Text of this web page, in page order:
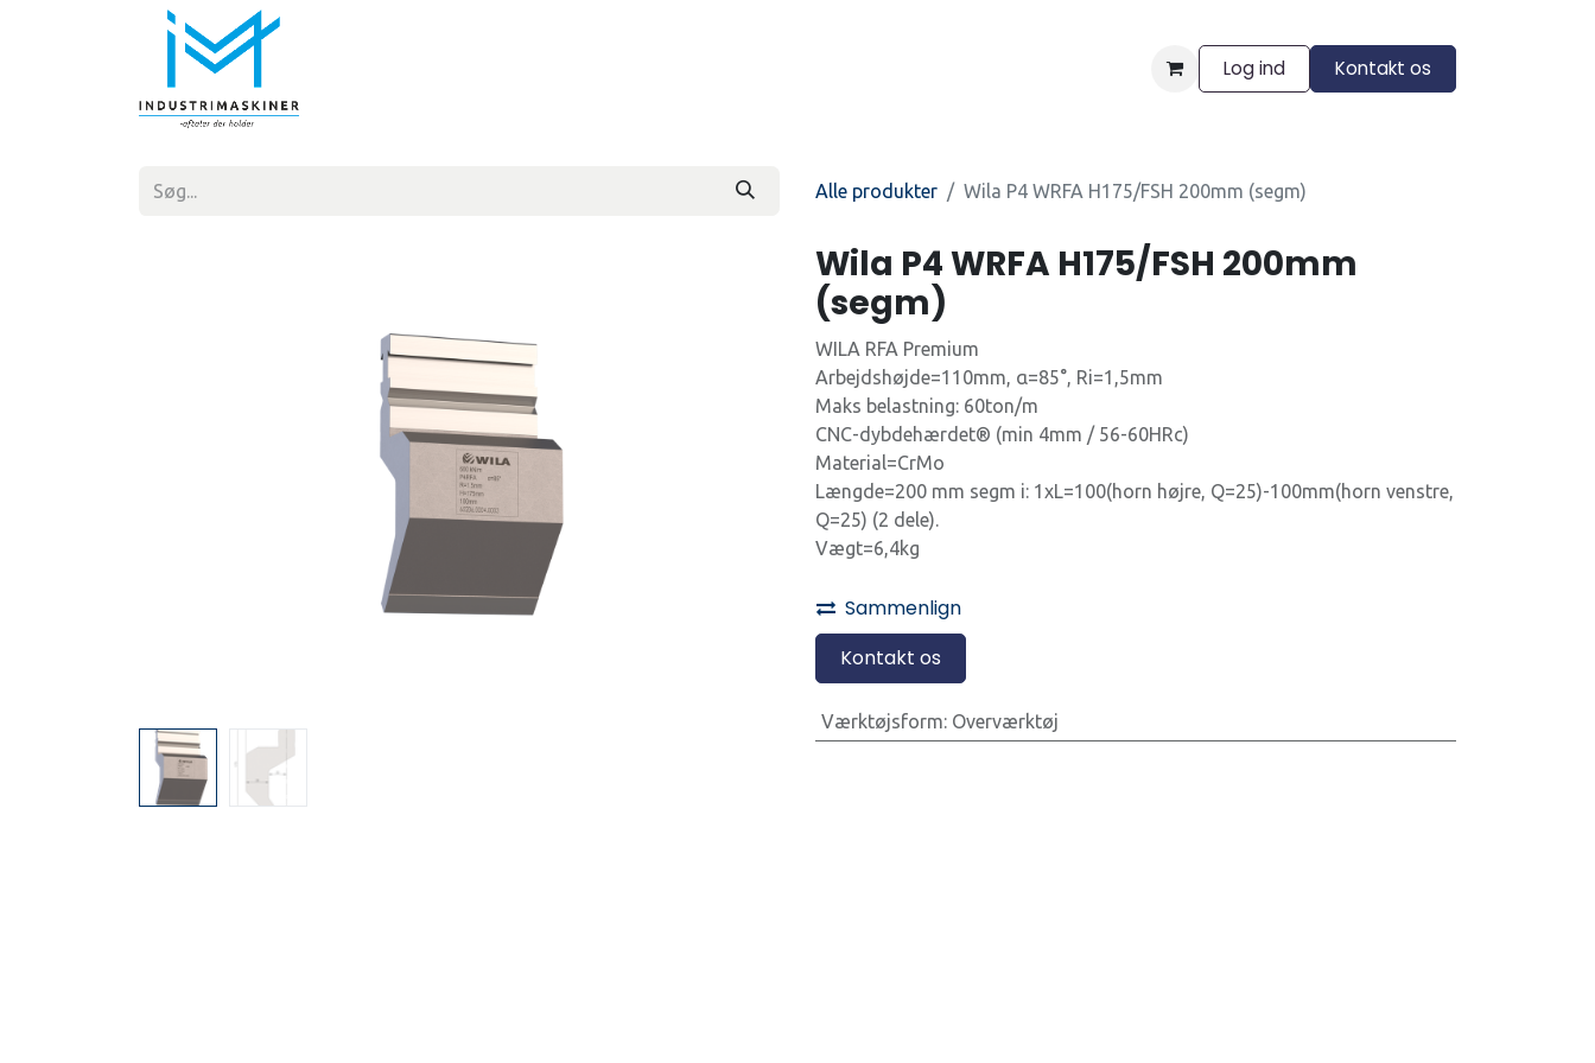
Log ind Kontakt os
Alle produkter Wila P4 WRFA H175/FSH 200mm (segm)
Wila P4 WRFA H175/FSH 200mm
(segm)
WILA RFA Premium
Arbejdshøjde=110mm, α=85°, Ri=1,5mm
Maks belastning: 60ton/m
CNC-dybdehærdet® (min 4mm / 56-60HRc)
Material=CrMo
Længde=200 mm segm i: 1xL=100(horn højre, Q=25)-100mm(horn venstre,
Q=25) (2 dele).
Vægt=6,4kg
Sammenlign
Kontakt os
Værktøjsform: Overværktøj